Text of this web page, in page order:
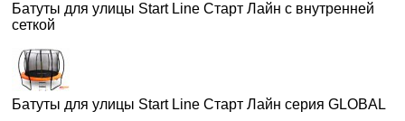
Батуты для улицы Start Line Старт Лайн с внутренней
сеткой
Батуты для улицы Start Line Старт Лайн серия GLOBAL